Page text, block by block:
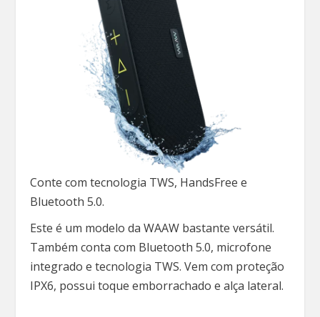
Conte com tecnologia TWS, HandsFree e
Bluetooth 5.0.
Este é um modelo da WAAW bastante versátil.
Também conta com Bluetooth 5.0, microfone
integrado e tecnologia TWS. Vem com proteção
IPX6, possui toque emborrachado e alça lateral.